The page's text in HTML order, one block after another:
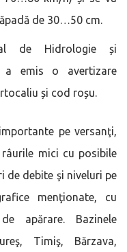
de 30…50 cm.
de Hidrologie și
a emis o avertizare
și cod roșu.
pe versanţi,
mici cu posibile
de debite şi niveluri pe
menţionate, cu
apărare. Bazinele
Timiş, Bărzava,